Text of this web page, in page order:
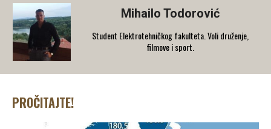
Mihailo Todorović
Student Elektrotehničkog fakulteta. Voli druženje,
filmove i sport.
PROČITAJTE!